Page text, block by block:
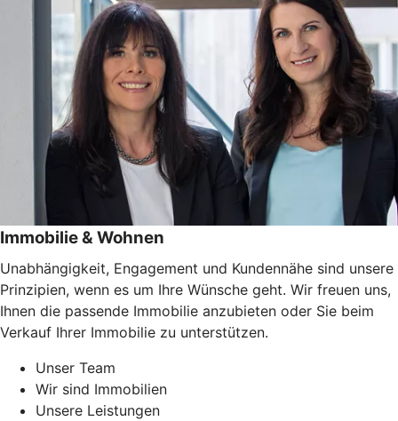
Immobilie & Wohnen
Unabhängigkeit, Engagement und Kundennähe sind unsere
Prinzipien, wenn es um Ihre Wünsche geht. Wir freuen uns,
Ihnen die passende Immobilie anzubieten oder Sie beim
Verkauf Ihrer Immobilie zu unterstützen.
Unser Team
Wir sind Immobilien
Unsere Leistungen